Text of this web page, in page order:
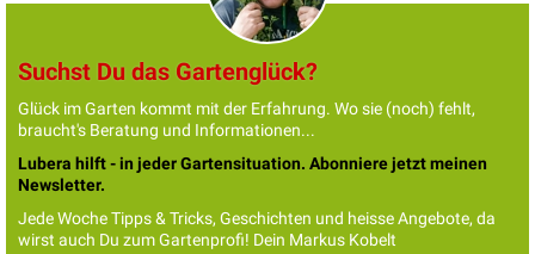
Suchst Du das Gartenglück?
Glück im Garten kommt mit der Erfahrung. Wo sie (noch) fehlt,
braucht's Beratung und Informationen...
Lubera hilft - in jeder Gartensituation. Abonniere jetzt meinen
Newsletter.
Jede Woche Tipps & Tricks, Geschichten und heisse Angebote, da
wirst auch Du zum Gartenprofi! Dein Markus Kobelt